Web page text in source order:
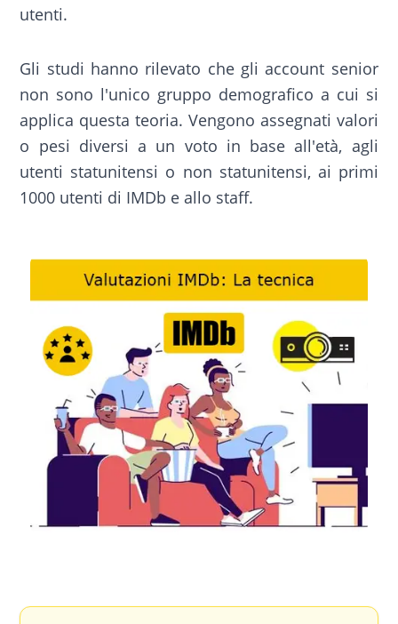
utenti.
Gli studi hanno rilevato che gli account senior
non sono l'unico gruppo demografico a cui si
applica questa teoria. Vengono assegnati valori
o pesi diversi a un voto in base all'età, agli
utenti statunitensi o non statunitensi, ai primi
1000 utenti di IMDb e allo staff.